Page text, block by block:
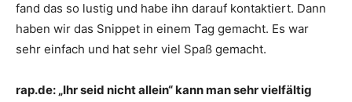
fand das so lustig und habe ihn darauf kontaktiert. Dann
haben wir das Snippet in einem Tag gemacht. Es war
sehr einfach und hat sehr viel Spaß gemacht.
rap.de: „Ihr seid nicht allein“ kann man sehr vielfältig